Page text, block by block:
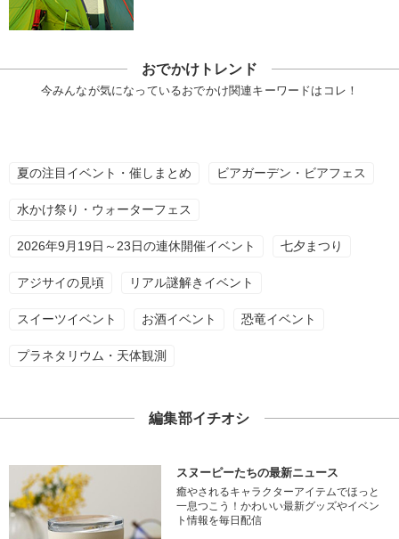
おでかけトレンド
今みんなが気になっているおでかけ関連キーワードはコレ！
夏の注目イベント・催しまとめ ビアガーデン・ビアフェス
水かけ祭り・ウォーターフェス
2026年9月19日～23日の連休開催イベント 七夕まつり
アジサイの見頃 リアル謎解きイベント
スイーツイベント お酒イベント 恐竜イベント
プラネタリウム・天体観測
編集部イチオシ
スヌーピーたちの最新ニュース
癒やされるキャラクターアイテムでほっと
一息つこう！かわいい最新グッズやイベン
ト情報を毎日配信